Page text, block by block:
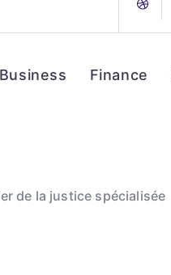
Business Finance
de la justice spécialisée